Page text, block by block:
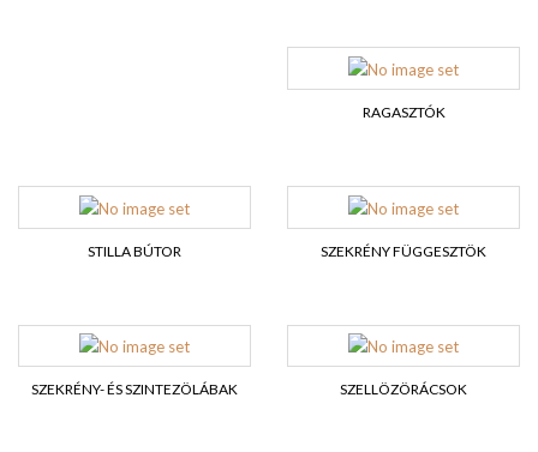
RAGASZTÓK
STILLA BÚTOR SZEKRÉNY FÜGGESZTÖK
SZEKRÉNY- ÉS SZINTEZÖLÁBAK SZELLÖZÖRÁCSOK